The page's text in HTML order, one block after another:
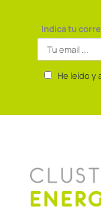
Indica tu
He leído y